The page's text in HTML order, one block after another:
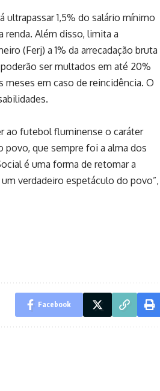
1,5% do salário mínimo
renda. Além disso, limita a
(Ferj) a 1% da arrecadação bruta
ser multados em até 20%
meses em caso de reincidência. O
ao futebol fluminense o caráter
povo, que sempre foi a alma dos
é uma forma de retomar a
verdadeiro espetáculo do povo”,
Facebook